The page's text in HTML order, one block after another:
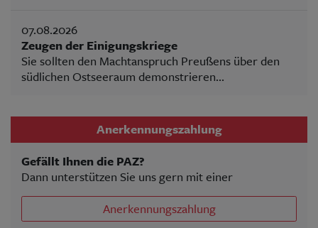
07.08.2026
Zeugen der Einigungskriege
Sie sollten den Machtanspruch Preußens über den
südlichen Ostseeraum demonstrieren...
Anerkennungszahlung
Gefällt Ihnen die PAZ?
Dann unterstützen Sie uns gern mit einer
Anerkennungszahlung